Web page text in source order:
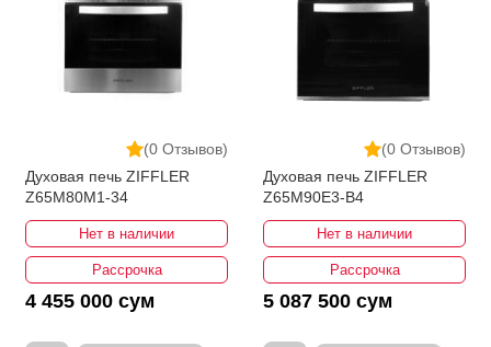
(0 Отзывов)
Духовая печь ZIFFLER
Z65M80M1-34
Нет в наличии
Рассрочка
4 455 000 сум
(0 Отзывов)
Духовая печь ZIFFLER
Z65M90E3-B4
Нет в наличии
Рассрочка
5 087 500 сум